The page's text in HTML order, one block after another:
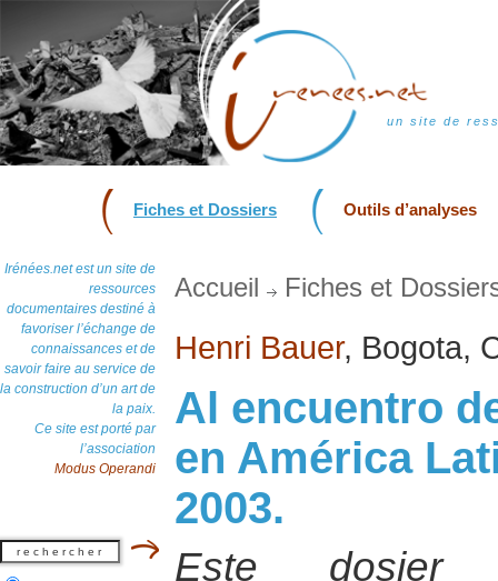
un site de
Fiches et Dossiers Outils d’analyses
Irénées.net est un site de
ressources
documentaires destiné à
favoriser l’échange de
connaissances et de
savoir faire au service de
la construction d’un art de
la paix.
Ce site est porté par
l’association
Modus Operandi
Accueil Fiches et
Henri Bauer, Bogota,
Al encuentro
en América
2003.
Este dosier